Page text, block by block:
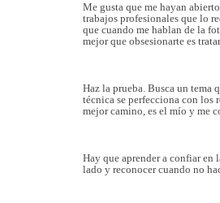
Me gusta que me hayan
trabajos profesionales que lo
que cuando me hablan de la
mejor que obsesionarte es
Haz la prueba. Busca un tema
técnica se perfecciona con los
mejor camino, es el mío y me
Hay que aprender a confiar en
lado y reconocer cuando no